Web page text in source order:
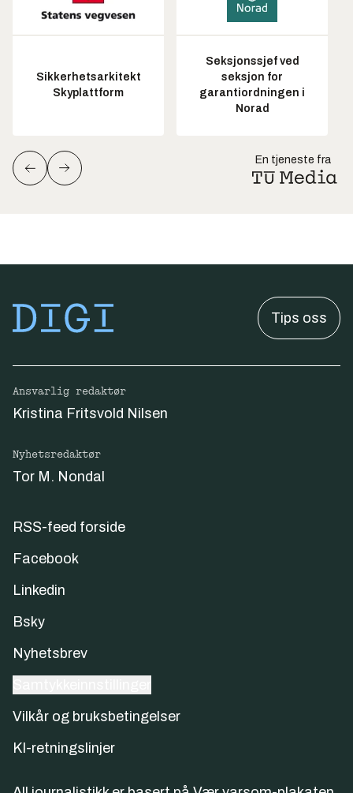
Sikkerhetsarkitekt
Skyplattform
Seksjonssjef ved
seksjon for
garantiordningen i
Norad
En tjeneste fra
Tips oss
Ansvarlig redaktør
Kristina Fritsvold Nilsen
Nyhetsredaktør
Tor M. Nondal
RSS-feed forside
Facebook
Linkedin
Bsky
Nyhetsbrev
Vilkår og bruksbetingelser
KI-retningslinjer